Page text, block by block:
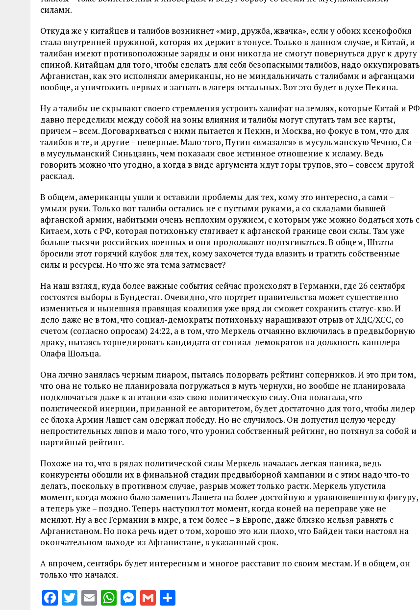
силами.
Откуда же у китайцев и талибов возникнет «мир, дружба, жвачка», если у обоих ксенофобия
стала внутренней пружиной, которая их держит в тонусе. Только в данном случае, и Китай, и
талибан имеют противоположные заряды и они никогда не смогут повернуться друг к другу
спиной. Китайцам для того, чтобы сделать для себя безопасными талибов, надо оккупировать
Афганистан, как это исполняли американцы, но не миндальничать с талибами и афганцами
вообще, а уничтожить первых и загнать в лагеря остальных. Вот это будет в духе Пекина.
Ну а талибы не скрывают своего стремления устроить халифат на землях, которые Китай и РФ
давно переделили между собой на зоны влияния и талибы могут спутать там все карты,
причем – всем. Договариваться с ними пытается и Пекин, и Москва, но фокус в том, что для
талибов и те, и другие – неверные. Мало того, Путин «вмазался» в мусульманскую Чечню, Си –
в мусульманский Синьцзянь, чем показали свое истинное отношение к исламу. Ведь
говорить можно что угодно, а когда в виде аргумента идут горы трупов, это – совсем другой
расклад.
В общем, американцы ушли и оставили проблемы для тех, кому это интересно, а сами –
умыли руки. Только вот талибы остались не с пустыми руками, а со складами бывшей
афганской армии, набитыми очень неплохим оружием, с которым уже можно бодаться хоть с
Китаем, хоть с РФ, которая потихоньку стягивает к афганской границе свои силы. Там уже
больше тысячи российских военных и они продолжают подтягиваться. В общем, Штаты
бросили этот горячий клубок для тех, кому захочется туда влазить и тратить собственные
силы и ресурсы. Но что же эта тема затмевает?
На наш взгляд, куда более важные события сейчас происходят в Германии, где 26 сентября
состоятся выборы в Бундестаг. Очевидно, что портрет правительства может существенно
измениться и нынешняя правящая коалиция уже вряд ли сможет сохранить статус-кво. И
дело даже не в том, что социал-демократы потихоньку наращивают отрыв от ХДС/ХСС, со
счетом (согласно опросам) 24:22, а в том, что Меркель отчаянно включилась в предвыборную
драку, пытаясь торпедировать кандидата от социал-демократов на должность канцлера –
Олафа Шольца.
Она лично занялась черным пиаром, пытаясь подорвать рейтинг соперников. И это при том,
что она не только не планировала погружаться в муть чернухи, но вообще не планировала
подключаться даже к агитации «за» свою политическую силу. Она полагала, что
политической инерции, приданной ее авторитетом, будет достаточно для того, чтобы лидер
ее блока Армин Лашет сам одержал победу. Но не случилось. Он допустил целую череду
непростительных ляпов и мало того, что уронил собственный рейтинг, но потянул за собой и
партийный рейтинг.
Похоже на то, что в рядах политической силы Меркель началась легкая паника, ведь
конкуренты обошли их в финальной стадии предвыборной кампании и с этим надо что-то
делать, поскольку в противном случае, разрыв может только расти. Меркель упустила
момент, когда можно было заменить Лашета на более достойную и уравновешенную фигуру,
а теперь уже – поздно. Теперь наступил тот момент, когда коней на переправе уже не
меняют. Ну а вес Германии в мире, а тем более – в Европе, даже близко нельзя равнять с
Афганистаном. Но пока речь идет о том, хорошо это или плохо, что Байден таки настоял на
окончательном выходе из Афганистане, в указанный срок.
А впрочем, сентябрь будет интересным и многое расставит по своим местам. И в общем, он
только что начался.
F T E W M G